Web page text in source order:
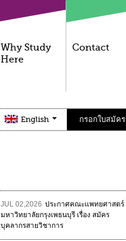
Why Study
Here
Contact
English กรอกใบสมัคร
JUL 02,2026 ประกาศคณะแพทยศาสตร์
มหาวิทยาลัยกรุงเพธนบุรี เรื่อง สมัคร
บุคลากรสายวิชาการ